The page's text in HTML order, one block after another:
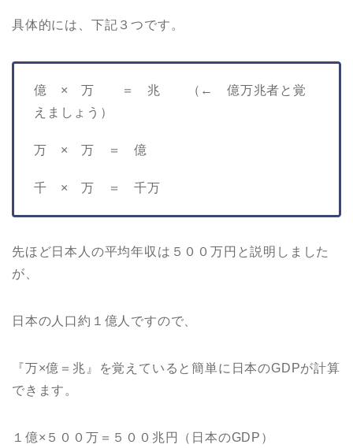
具体的には、下記３つです。
億 × 万 ＝ 兆 （← 億万兆者と覚
えましょう）
万 × 万 ＝ 億
千 × 万 ＝ 千万
先ほど日本人の平均年収は５００万円と説明しました
が、
日本の人口約１億人ですので、
『万×億＝兆』を覚えていると簡単に日本のGDPが計算
できます。
１億×５００万＝５００兆円（日本のGDP）